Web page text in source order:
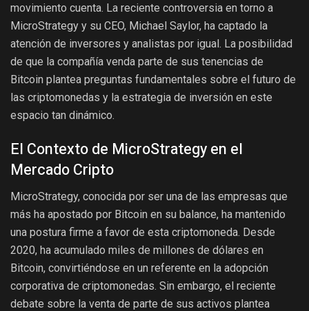
movimiento cuenta. La reciente controversia en torno a
MicroStrategy y su CEO, Michael Saylor, ha captado la
atención de inversores y analistas por igual. La posibilidad
de que la compañía venda parte de sus tenencias de
Bitcoin plantea preguntas fundamentales sobre el futuro de
las criptomonedas y la estrategia de inversión en este
espacio tan dinámico.
El Contexto de MicroStrategy en el
Mercado Cripto
MicroStrategy, conocida por ser una de las empresas que
más ha apostado por Bitcoin en su balance, ha mantenido
una postura firme a favor de esta criptomoneda. Desde
2020, ha acumulado miles de millones de dólares en
Bitcoin, convirtiéndose en un referente en la adopción
corporativa de criptomonedas. Sin embargo, el reciente
debate sobre la venta de parte de sus activos plantea